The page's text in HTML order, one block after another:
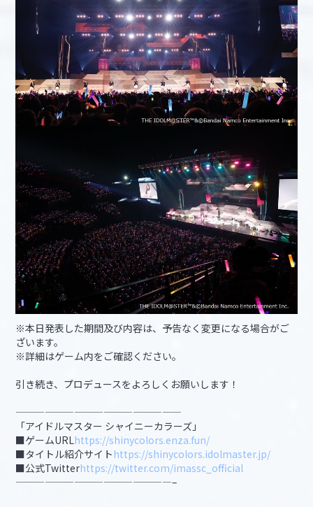
※本日発表した期間及び内容は、予告なく変更になる場合がご
ざいます。
※詳細はゲーム内をご確認ください。
引き続き、プロデュースをよろしくお願いします！
—————————————————
「アイドルマスター シャイニーカラーズ」
■ゲームURLhttps://shinycolors.enza.fun/
■タイトル紹介サイトhttps://shinycolors.idolmaster.jp/
■公式Twitterhttps://twitter.com/imassc_official
————————————————–